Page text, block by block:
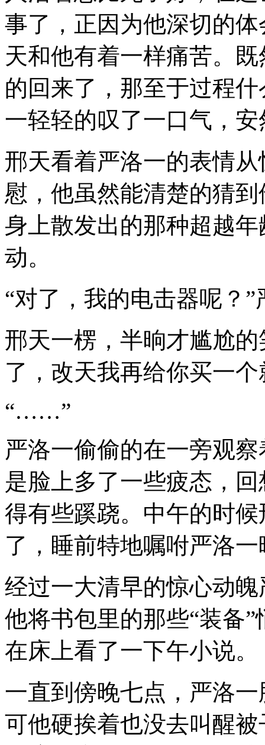
事了，正因为他深切的
天和他有着一样痛苦。
的回来了，那至于过程
一轻轻的叹了一口气，
邢天看着严洛一的表情
慰，他虽然能清楚的猜
身上散发出的那种超越
动。
“对了，我的电击器呢？
邢天一楞，半晌才尴尬
了，改天我再给你买一个
“……”
严洛一偷偷的在一旁观
是脸上多了一些疲态，
得有些蹊跷。中午的时
了，睡前特地嘱咐严洛
经过一大清早的惊心动
他将书包里的那些“装备
在床上看了一下午小说。
一直到傍晚七点，严洛
可他硬挨着也没去叫醒